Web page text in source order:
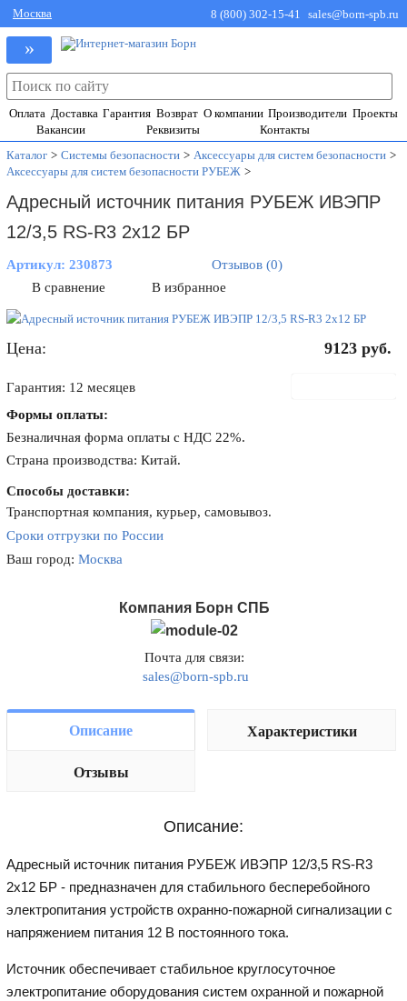
Москва 8 (800) 302-15-41 sales@born-spb.ru
»
Оплата Доставка Гарантия Возврат О компании Производители Проекты
Вакансии
Реквизиты
Контакты
Каталог > Системы безопасности > Аксессуары для систем безопасности >
Аксессуары для систем безопасности РУБЕЖ >
Адресный источник питания РУБЕЖ ИВЭПР
12/3,5 RS-R3 2х12 БР
Артикул:230873
Отзывов (0)
В сравнение
В избранное
Цена: 9123 руб.
Гарантия: 12 месяцев
Формы оплаты:
Безналичная форма оплаты с НДС 22%.
Страна производства: Китай.
Способы доставки:
Транспортная компания, курьер, самовывоз.
Сроки отгрузки по России
Ваш город:Москва
Компания Борн СПБ
Почта для связи:
sales@born-spb.ru
Описание Характеристики
Отзывы
Описание:
Адресный источник питания РУБЕЖ ИВЭПР 12/3,5 RS-R3
2х12 БР - предназначен для стабильного бесперебойного
электропитания устройств охранно-пожарной сигнализации с
напряжением питания 12 В постоянного тока.
Источник обеспечивает стабильное круглосуточное
электропитание оборудования систем охранной и пожарной